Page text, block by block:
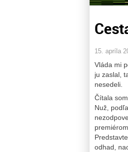
15. apríla
Vláda mi
ju zaslal,
nesedeli.
Čítala
Nuž,
odhad,